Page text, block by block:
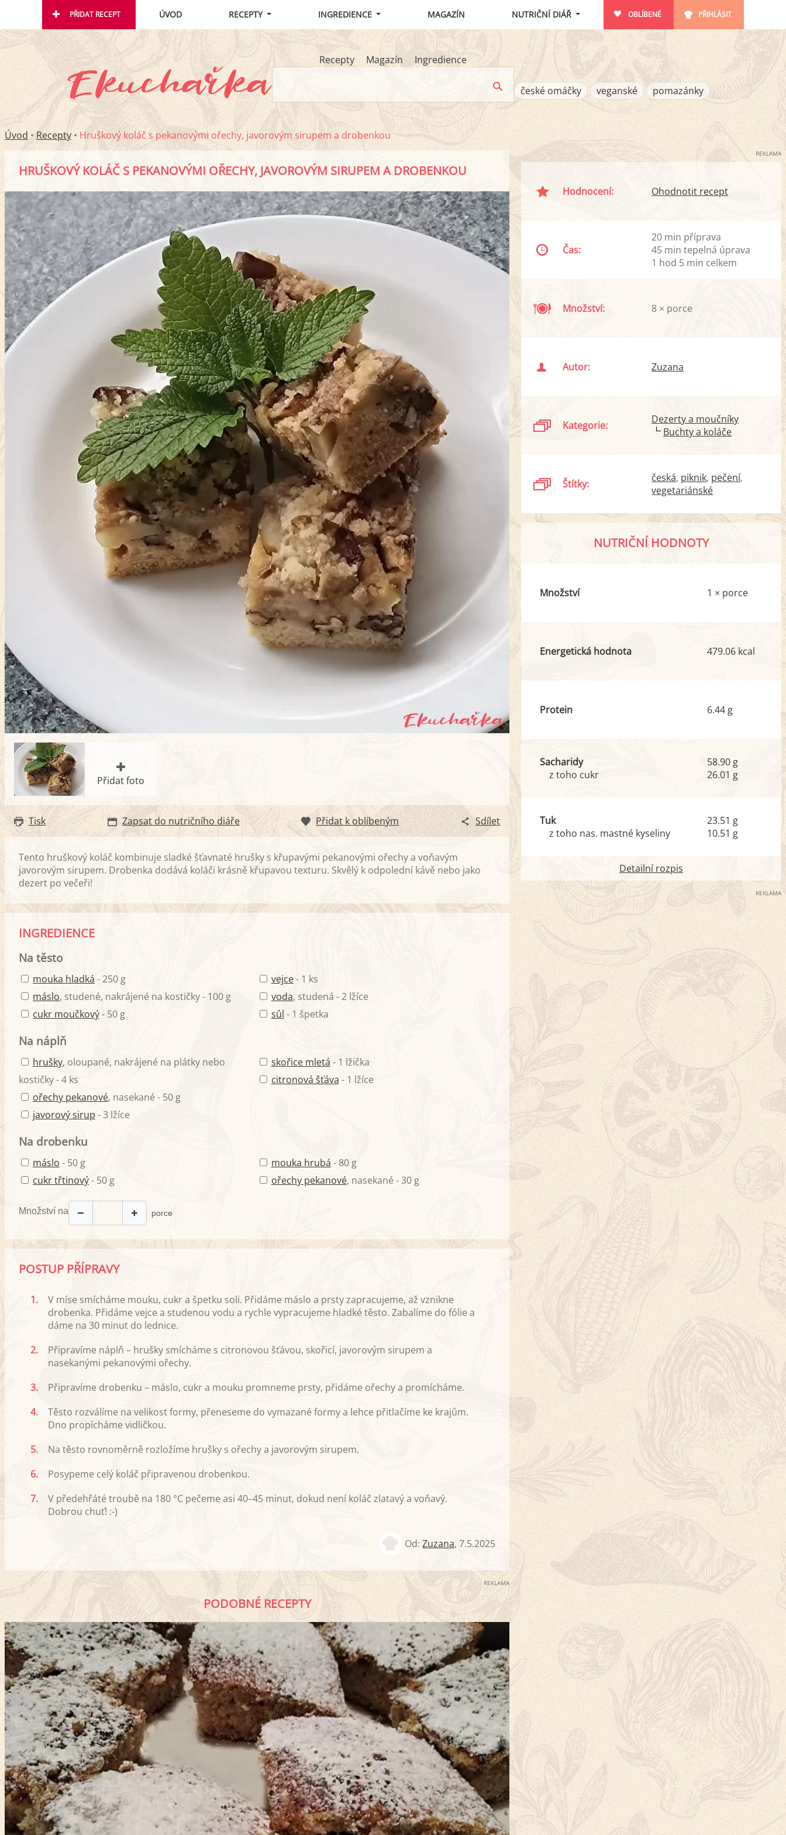
PŘIDAT RECEPT ÚVOD RECEPTY INGREDIENCE MAGAZÍN NUTRIČNÍ DIÁŘ OBLÍBENÉ PŘIHLÁSIT
Recepty Magazín Ingredience
české omáčky veganské pomazánky
Úvod • Recepty • Hruškový koláč s pekanovými ořechy, javorovým sirupem a drobenkou
HRUŠKOVÝ KOLÁČ S PEKANOVÝMI OŘECHY, JAVOROVÝM SIRUPEM A DROBENKOU
Přidat foto
Tisk Zapsat do nutričního diáře Přidat k oblíbeným Sdílet
Tento hruškový koláč kombinuje sladké šťavnaté hrušky s křupavými pekanovými ořechy a voňavým
javorovým sirupem. Drobenka dodává koláči krásně křupavou texturu. Skvělý k odpolední kávě nebo jako
dezert po večeři!
INGREDIENCE
Na těsto
mouka hladká - 250 g
máslo, studené, nakrájené na kostičky - 100 g
cukr moučkový- 50 g
vejce- 1 ks
voda, studená - 2 lžíce
sůl - 1 špetka
Na náplň
hrušky, oloupané, nakrájené na plátky nebo
kostičky - 4 ks
ořechy pekanové, nasekané - 50 g
javorový sirup - 3 lžíce
skořice mletá - 1 lžička
citronová šťáva - 1 lžíce
Na drobenku
máslo - 50 g
cukr třtinový- 50 g
mouka hrubá - 80 g
ořechy pekanové, nasekané - 30 g
Množství na − + porce
POSTUP PŘÍPRAVY
1.
V míse smícháme mouku, cukr a špetku soli. Přidáme máslo a prsty zapracujeme, až vznikne
drobenka. Přidáme vejce a studenou vodu a rychle vypracujeme hladké těsto. Zabalíme do fólie a
dáme na 30 minut do lednice.
2.
Připravíme náplň – hrušky smícháme s citronovou šťávou, skořicí, javorovým sirupem a
nasekanými pekanovými ořechy.
3.
Připravíme drobenku – máslo, cukr a mouku promneme prsty, přidáme ořechy a promícháme.
4.
Těsto rozválíme na velikost formy, přeneseme do vymazané formy a lehce přitlačíme ke krajům.
Dno propícháme vidličkou.
5.
Na těsto rovnoměrně rozložíme hrušky s ořechy a javorovým sirupem.
6.
Posypeme celý koláč připravenou drobenkou.
7.
V předehřáté troubě na 180 °C pečeme asi 40–45 minut, dokud není koláč zlatavý a voňavý.
Dobrou chuť! :-)
Od:Zuzana,7.5.2025
REKLAMA
PODOBNÉ RECEPTY
REKLAMA
Hodnocení: Ohodnotit recept
Čas:
20 min příprava
45 min tepelná úprava
1 hod 5 min celkem
Množství: 8 × porce
Autor: Zuzana
Kategorie:
Dezerty a moučníky
Buchty a koláče
Štítky: česká piknik pečení
vegetariánské
NUTRIČNÍ HODNOTY
Množství 1 × porce
Energetická hodnota 479.06 kcal
Protein 6.44 g
Sacharidy
z toho cukr
58.90 g
26.01 g
Tuk
z toho nas. mastné kyseliny
23.51 g
10.51 g
Detailní rozpis
REKLAMA